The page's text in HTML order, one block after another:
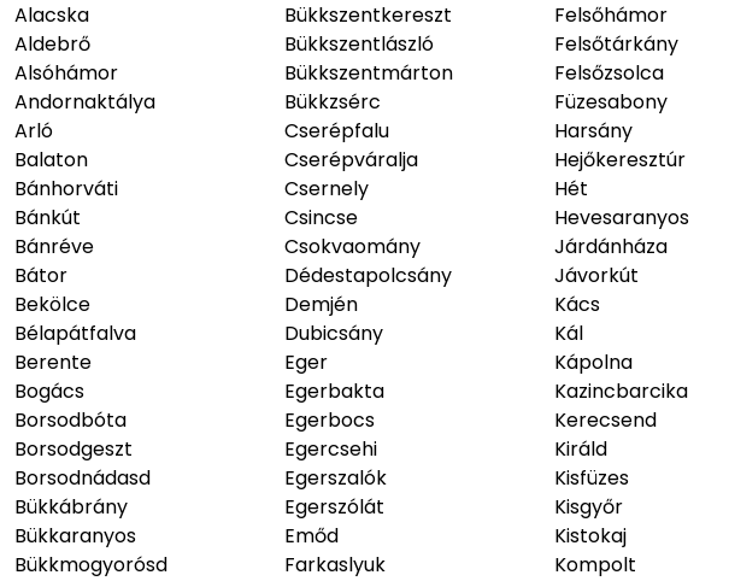
Alacska
Aldebrő
Alsóhámor
Andornaktálya
Arló
Balaton
Bánhorváti
Bánkút
Bánréve
Bátor
Bekölce
Bélapátfalva
Berente
Bogács
Borsodbóta
Borsodgeszt
Borsodnádasd
Bükkábrány
Bükkaranyos
Bükkmogyorósd
Bükkszentkereszt
Bükkszentlászló
Bükkszentmárton
Bükkzsérc
Cserépfalu
Cserépváralja
Csernely
Csincse
Csokvaomány
Dédestapolcsány
Demjén
Dubicsány
Eger
Egerbakta
Egerbocs
Egercsehi
Egerszalók
Egerszólát
Emőd
Farkaslyuk
Felsőhámor
Felsőtárkány
Felsőzsolca
Füzesabony
Harsány
Hejőkeresztúr
Hét
Hevesaranyos
Járdánháza
Jávorkút
Kács
Kál
Kápolna
Kazincbarcika
Kerecsend
Királd
Kisfüzes
Kisgyőr
Kistokaj
Kompolt